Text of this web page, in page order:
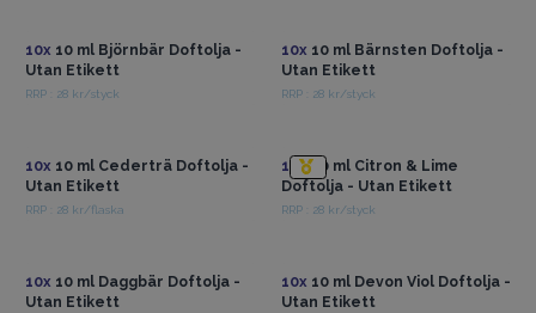
10x 10 ml Björnbär Doftolja -
Utan Etikett
RRP : 28 kr/styck
10x 10 ml Bärnsten Doftolja -
Utan Etikett
RRP : 28 kr/styck
10x 10 ml Cederträ Doftolja -
Utan Etikett
RRP : 28 kr/flaska
10x10 ml Citron & Lime
Doftolja - Utan Etikett
RRP : 28 kr/styck
10x 10 ml Daggbär Doftolja -
Utan Etikett
10x 10 ml Devon Viol Doftolja -
Utan Etikett